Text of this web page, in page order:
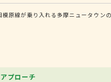
原線が乗り入れる多摩ニュータウン
プローチ